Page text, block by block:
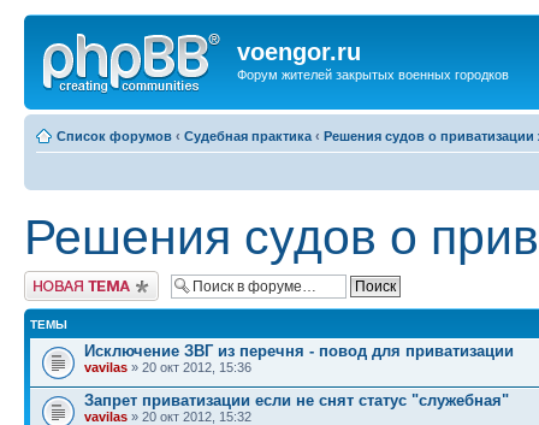
voengor.ru
Форум жителей закрытых военных городков
Список форумов ‹ Судебная практика ‹ Решения судов о приватизации
Решения судов о
Новая тема
ТЕМЫ
Исключение ЗВГ из перечня - повод для приватизации
vavilas » 20 окт 2012, 15:36
Запрет приватизации если не снят статус "служебная"
vavilas » 20 окт 2012, 15:32